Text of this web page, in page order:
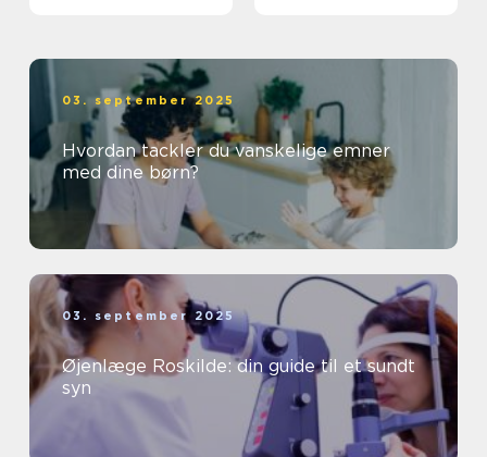
03. september 2025
Hvordan tackler du vanskelige emner
med dine børn?
03. september 2025
Øjenlæge Roskilde: din guide til et sundt
syn